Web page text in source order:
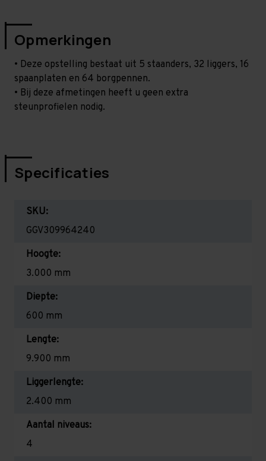
Opmerkingen
• Deze opstelling bestaat uit 5 staanders, 32 liggers, 16
spaanplaten en 64 borgpennen.
• Bij deze afmetingen heeft u geen extra
steunprofielen nodig.
Specificaties
SKU:
GGV309964240
Hoogte:
3.000 mm
Diepte:
600 mm
Lengte:
9.900 mm
Liggerlengte:
2.400 mm
Aantal niveaus:
4